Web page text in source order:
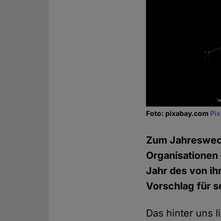
Foto: pixabay.com
Zum
Organisationen
Jahr des von
Vorschlag für
Das hinter uns